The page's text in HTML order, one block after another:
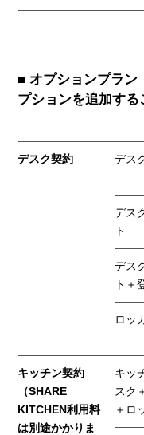
■ オプションプラン
プションを追加する
デスク契約 デス
デス
ト
デス
ト＋
ロッ
キッチン契約
（SHARE
KITCHEN利用料
は別途かかりま
キッ
スク
＋ロ